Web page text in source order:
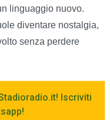
linguaggio nuovo.
diventare nostalgia,
senza perdere
Iscriviti